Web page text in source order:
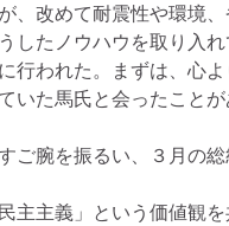
、改めて耐震性や環境
たノウハウを取り入れ
われた。まずは、心
いた馬氏と会ったこと
腕を振るい、３月の
主義」という価値観